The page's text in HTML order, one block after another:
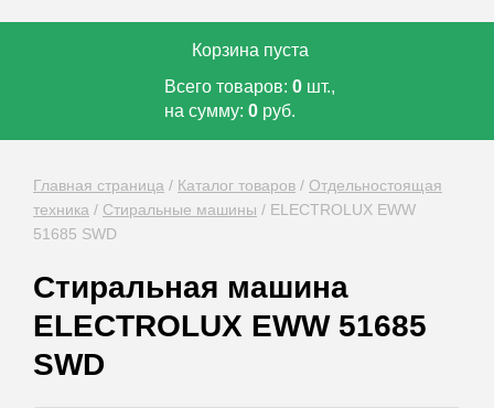
Корзина пуста
Всего товаров: 0 шт.,
на сумму: 0 руб.
Главная страница / Каталог товаров / Отдельностоящая
техника / Стиральные машины / ELECTROLUX EWW
51685 SWD
Стиральная машина
ELECTROLUX EWW 51685
SWD